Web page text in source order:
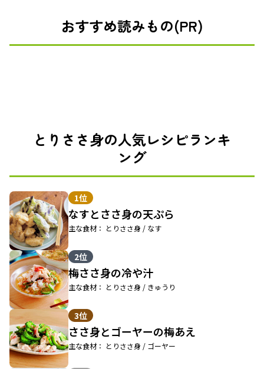
おすすめ読みもの(PR)
とりささ身の人気レシピランキ
ング
1位
なすとささ身の天ぷら
主な食材： とりささ身 / なす
2位
梅ささ身の冷や汁
主な食材： とりささ身 / きゅうり
3位
ささ身とゴーヤーの梅あえ
主な食材： とりささ身 / ゴーヤー